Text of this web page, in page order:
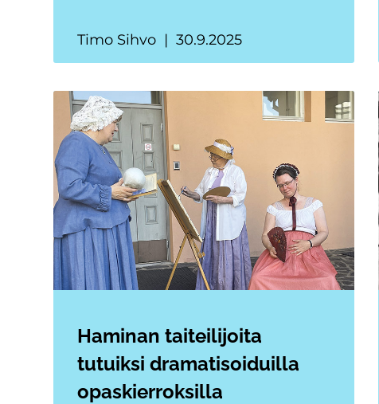
Timo Sihvo 30.9.2025
Haminan taiteilijoita
tutuiksi dramatisoiduilla
opaskierroksilla